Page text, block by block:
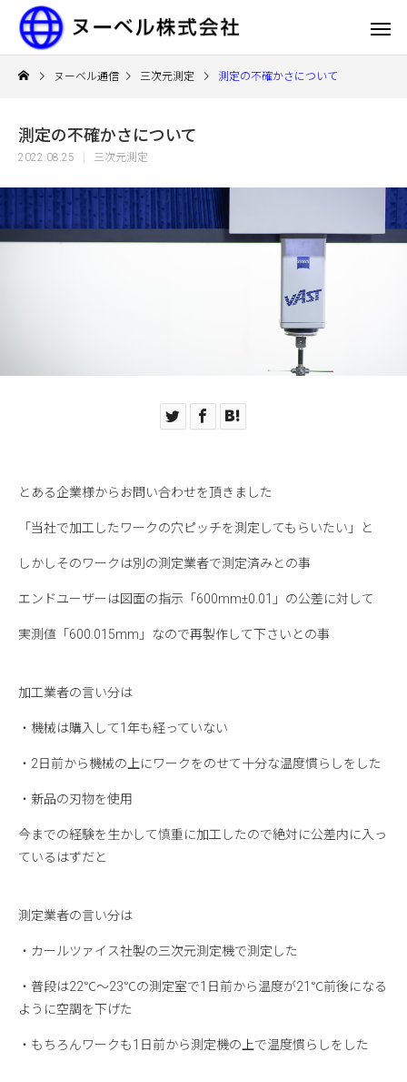
ヌーベル通信 三次元測定 測定の不確かさについて
測定の不確かさについて
2022.08.25 三次元測定
とある企業様からお問い合わせを頂きました
「当社で加工したワークの穴ピッチを測定してもらいたい」と
しかしそのワークは別の測定業者で測定済みとの事
エンドユーザーは図面の指示「600mm±0.01」の公差に対して
実測値「600.015mm」なので再製作して下さいとの事
加工業者の言い分は
・機械は購入して1年も経っていない
・2日前から機械の上にワークをのせて十分な温度慣らしをした
・新品の刃物を使用
今までの経験を生かして慎重に加工したので絶対に公差内に入っ
ているはずだと
測定業者の言い分は
・カールツァイス社製の三次元測定機で測定した
・普段は22℃～23℃の測定室で1日前から温度が21℃前後になる
ように空調を下げた
・もちろんワークも1日前から測定機の上で温度慣らしをした